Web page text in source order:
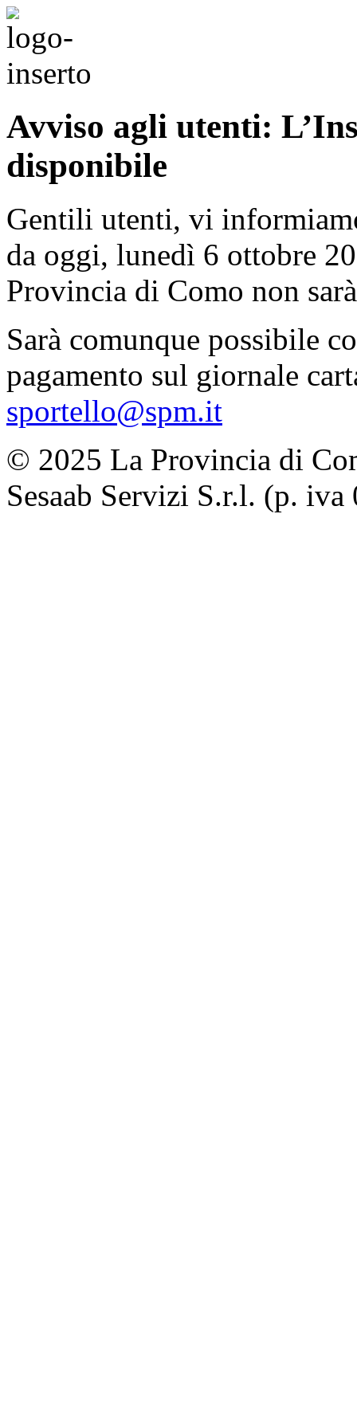
Avviso agli utenti:
disponibile
Gentili utenti, vi
da oggi, lunedì 6 ottobre
Provincia di Como non
Sarà comunque possibile
pagamento sul giornale
sportello@spm.it
© 2025 La Provincia di
Sesaab Servizi S.r.l. (p.